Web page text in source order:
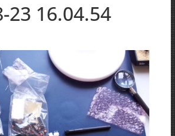
23 16.04.54